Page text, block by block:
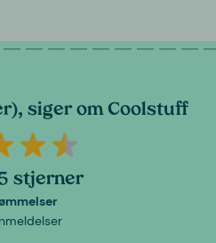
siger om Coolstuff
stjerner